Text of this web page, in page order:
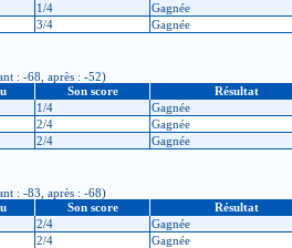
1/4 Gagnée
3/4 Gagnée
: -68, après : -52)
Son score Résultat
1/4 Gagnée
2/4 Gagnée
2/4 Gagnée
: -83, après : -68)
Son score Résultat
2/4 Gagnée
2/4 Gagnée